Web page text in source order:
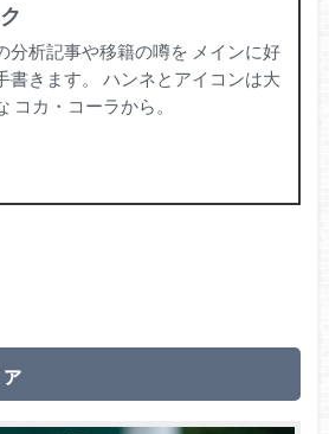
分析記事や移籍の噂を メインに好
書きます。 ハンネとアイコンは大
コカ・コーラから。